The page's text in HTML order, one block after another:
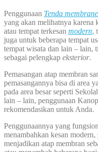
Penggunaan Tenda membrane
yang akan melihatnya karena
atau tempat terkesan modern,
juga untuk beberapa tempat
tempat wisata dan lain – lain,
sebagai pelengkap eksterior.
Pemasangan atap membran
pemasangannya bisa di area
pada area besar seperti
lain – lain, penggunaan
rekomendasikan untuk Anda.
Penggunaannya yang
menambahkan kesan
menjadikan atap membran